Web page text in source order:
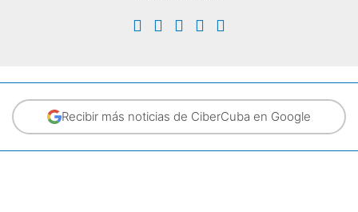
Recibir más noticias de CiberCuba en Google